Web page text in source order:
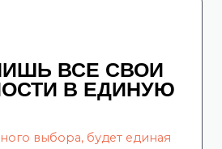
ВСЕ СВОИ
В ЕДИНУЮ
выбора, будет единая